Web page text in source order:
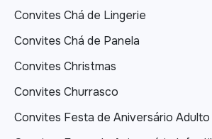
Convites Chá de Lingerie
Convites Chá de Panela
Convites Christmas
Convites Churrasco
Convites Festa de Aniversário Adulto